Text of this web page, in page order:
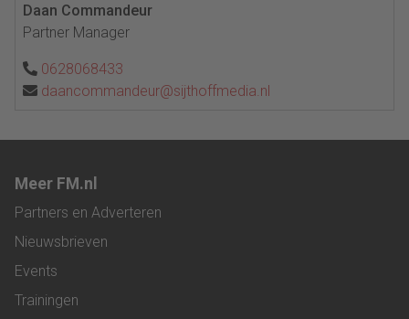
Daan Commandeur
Partner Manager
0628068433
daancommandeur@sijthoffmedia.nl
Meer FM.nl
Partners en Adverteren
Nieuwsbrieven
Events
Trainingen